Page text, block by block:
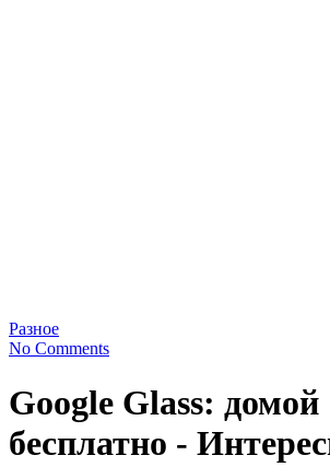
Разное
No Comments
Google Glass: домой
бесплатно -